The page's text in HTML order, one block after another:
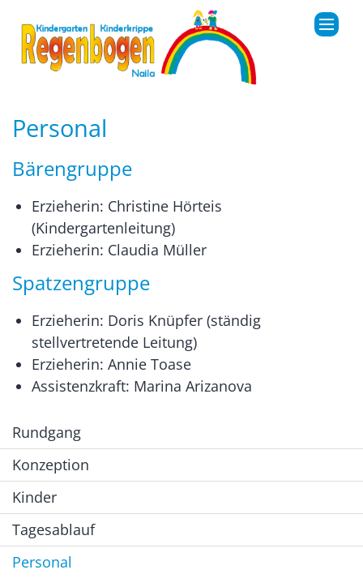
Personal
Bärengruppe
Erzieherin: Christine Hörteis
(Kindergartenleitung)
Erzieherin: Claudia Müller
Spatzengruppe
Erzieherin: Doris Knüpfer (ständig
stellvertretende Leitung)
Erzieherin: Annie Toase
Assistenzkraft: Marina Arizanova
Rundgang
Konzeption
Kinder
Tagesablauf
Personal